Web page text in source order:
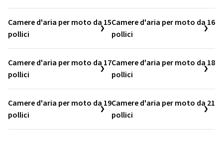
Camere d'aria per moto da 15
pollici
Camere d'aria per moto da 16
pollici
Camere d'aria per moto da 17
pollici
Camere d'aria per moto da 18
pollici
Camere d'aria per moto da 19
pollici
Camere d'aria per moto da 21
pollici